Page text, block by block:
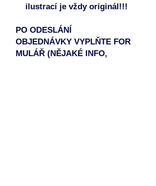
ilustrací je vždy originál!!!
PO ODESLÁNÍ
OBJEDNÁVKY VYPLŇTE FOR
MULÁŘ (NĚJAKÉ INFO,